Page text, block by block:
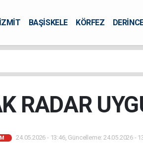
İZMİT BAŞİSKELE KÖRFEZ
RADAR
24.05.2026 - 13:46, Güncelleme: 24.05.2026 -